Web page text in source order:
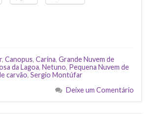
, Canopus, Carina, Grande Nuvem de
da Lagoa, Netuno, Pequena Nuvem de
carvão, Sergio Montúfar
Deixe um Comentário